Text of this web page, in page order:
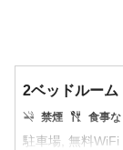
2ベッドルー
禁煙 食事な